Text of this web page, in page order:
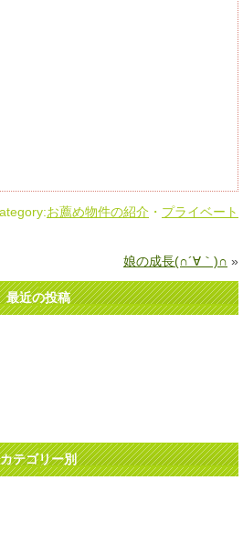
お薦め物件の紹介 ・ プライベート
娘の成長(∩´∀｀)∩ »
最近の投稿
カテゴリー別